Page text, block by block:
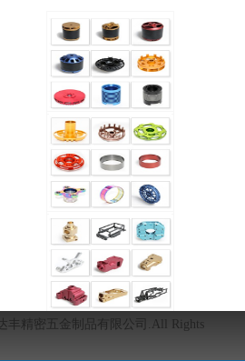
丰精密五金制品有限公司.All Rights